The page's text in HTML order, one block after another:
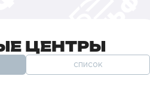
ЦЕНТРЫ
список